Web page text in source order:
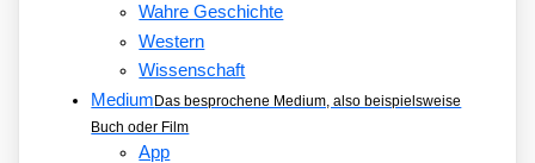
Wahre Geschichte
Western
Wissenschaft
MediumDas besprochene Medium, also beispielsweise
Buch oder Film
App